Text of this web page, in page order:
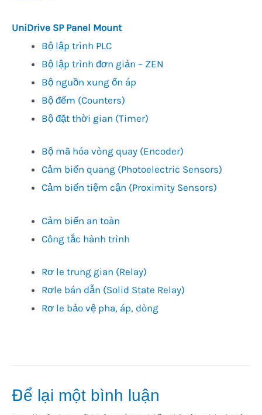
UniDrive SP Panel Mount
Bộ lập trình PLC
Bộ lập trình đơn giản – ZEN
Bộ nguồn xung ổn áp
Bộ đếm (Counters)
Bộ đặt thời gian (Timer)
Bộ mã hóa vòng quay (Encoder)
Cảm biến quang (Photoelectric Sensors)
Cảm biến tiệm cận (Proximity Sensors)
Cảm biến an toàn
Công tắc hành trình
Rơ le trung gian (Relay)
Rơle bán dẫn (Solid State Relay)
Rơ le bảo vệ pha, áp, dòng
Để lại một bình luận